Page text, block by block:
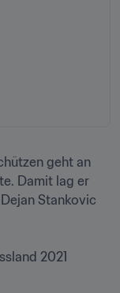
geht an
Damit lag er
Stankovic
2021